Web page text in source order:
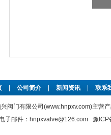
公司简介 新闻资讯 联系
阀门有限公司(www.hnpxv.com)主营
子邮件：hnpxvalve@126.com 豫ICP